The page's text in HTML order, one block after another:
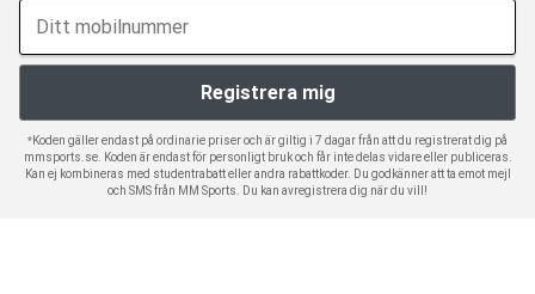
*Koden gäller endast på ordinarie priser och är giltig i 7 dagar från att du registrerat dig på
mmsports.se. Koden är endast för personligt bruk och får inte delas vidare eller publiceras.
Kan ej kombineras med studentrabatt eller andra rabattkoder. Du godkänner att ta emot mejl
och SMS från MM Sports. Du kan avregistrera dig när du vill!